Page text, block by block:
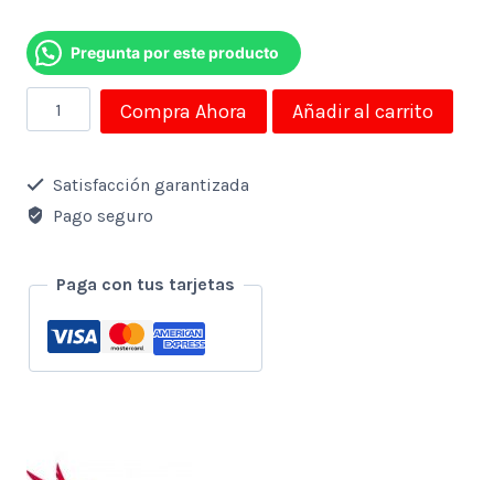
Pregunta por este producto
Disco
Duro
Ext
2.5
2tb
Hd710pro
Compra Ahora Añadir al carrito
Satisfacción garantizada
Pago seguro
Paga con tus tarjetas